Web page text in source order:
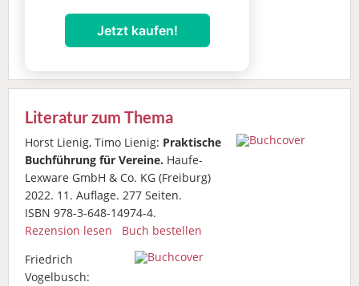
Jetzt kaufen!
Literatur zum Thema
Horst Lienig, Timo Lienig: Praktische
Buchführung für Vereine. Haufe-
Lexware GmbH & Co. KG (Freiburg)
2022. 11. Auflage. 277 Seiten.
ISBN 978-3-648-14974-4.
Rezension lesen
Buch bestellen
Friedrich
Vogelbusch: